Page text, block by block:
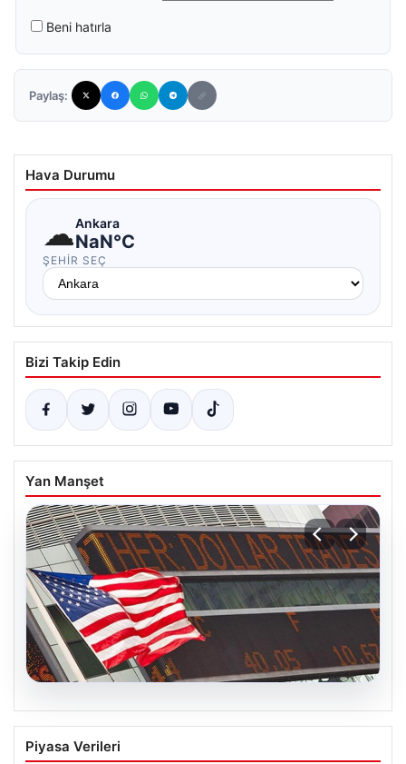
Beni hatırla
Paylaş:
Hava Durumu
☁Ankara
NaN°C
ŞEHIR SEÇ
Bizi Takip Edin
Yan Manşet
08.08.2026
FED faiz kararı ne zaman açıklanacak?
Nisan ayı faiz beklentisi belli oldu
Piyasa Verileri